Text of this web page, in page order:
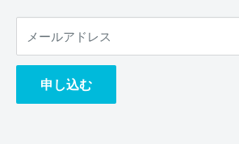
メールアドレス
申し込む